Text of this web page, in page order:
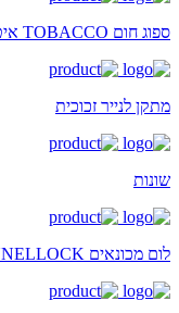
ספוג חום TOBACCO איטלקי
מתקן לנייר זכוכית
שונות
לום מכונאים CHANNELLOCK